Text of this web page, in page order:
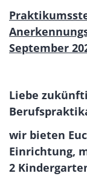
September
Liebe
wir bieten
Einrichtung,
2